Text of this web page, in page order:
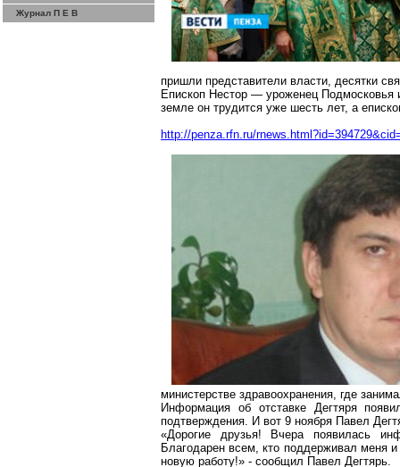
Журнал П Е В
пришли представители власти, десятки
Епископ Нестор — уроженец Подмосковья
земле он трудится уже шесть лет, а
http://penza.rfn.ru/
министерстве здравоохранения, где
Информация об отставке Дегтяря
подтверждения. И вот 9 ноября Павел
«Дорогие друзья! Вчера появилась
Благодарен всем, кто поддерживал меня
новую работу!» - сообщил Павел Дегтярь.